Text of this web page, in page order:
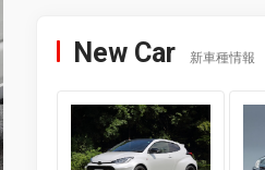
New Car 新車種情報